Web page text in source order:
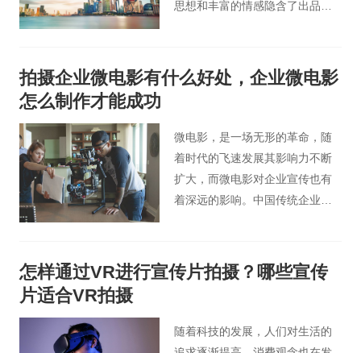
思想和丰富的情感隐含了出品方
拍摄企业微电影有什么好处，企业微电影
怎么制作才能成功
微电影，是一场无形的革命，随
着时代的飞速发展其影响力不断
扩大，而微电影对企业宣传也有
着深远的影响。中国传统企业专
也暗示着另一个企业宣传时代的
到来。企业微电影必将成为未来
现将给企业宣传片带来历史性的
变化。
怎样通过VR进行宣传片拍摄？哪些宣传
片适合VR拍摄
随着科技的发展，人们对生活的